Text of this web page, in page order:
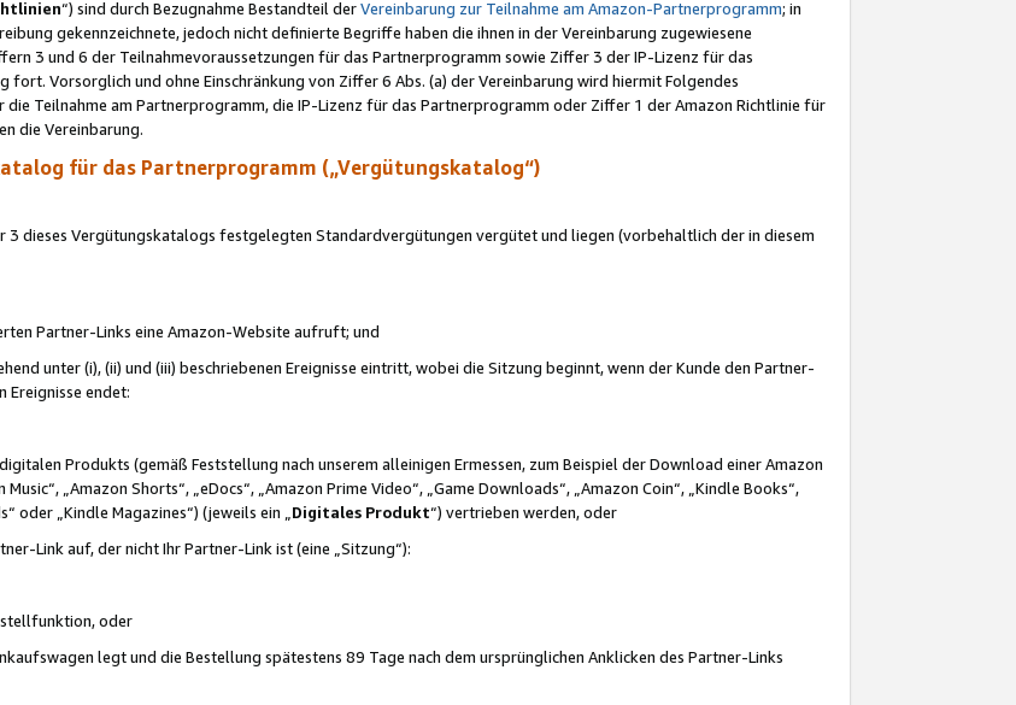
“) sind durch Bezugnahme Bestandteil derVereinbarung zur Teilnahme am Amazon-Partnerprogramm; in
gekennzeichnete, jedoch nicht definierte Begriffe haben die ihnen in der Vereinbarung zugewiesene
3 und 6 der Teilnahmevoraussetzungen für das Partnerprogramm sowie Ziffer 3 der IP-Lizenz für das
Vorsorglich und ohne Einschränkung von Ziffer 6 Abs. (a) der Vereinbarung wird hiermit Folgendes
Teilnahme am Partnerprogramm, die IP-Lizenz für das Partnerprogramm oder Ziffer 1 der Amazon Richtlinie für
die Vereinbarung.
für das Partnerprogramm („Vergütungskatalog“)
3 dieses Vergütungskatalogs festgelegten Standardvergütungen vergütet und liegen (vorbehaltlich der in diesem
Partner-Links eine Amazon-Website aufruft; und
unter (i), (ii) und (iii) beschriebenen Ereignisse eintritt, wobei die Sitzung beginnt, wenn der Kunde den Partner-
Ereignisse endet:
Produkts (gemäß Feststellung nach unserem alleinigen Ermessen, zum Beispiel der Download einer Amazon
„Amazon Shorts“, „eDocs“, „Amazon Prime Video“, „Game Downloads“, „Amazon Coin“, „Kindle Books“,
oder „Kindle Magazines“) (jeweils ein „ Digitales Produkt“) vertrieben werden, oder
Link auf, der nicht Ihr Partner-Link ist (eine „Sitzung“):
oder
legt und die Bestellung spätestens 89 Tage nach dem ursprünglichen Anklicken des Partner-Links